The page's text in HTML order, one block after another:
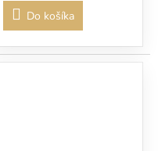
Do košíka